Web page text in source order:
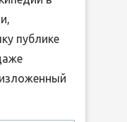
публике